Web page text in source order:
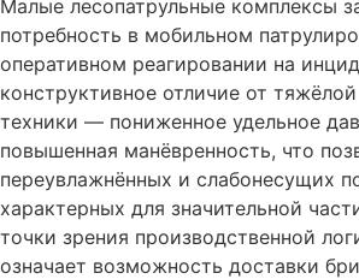
Малые лесопатрульные комплексы
потребность в мобильном
оперативном реагировании на
конструктивное отличие от тяжёлой
техники — пониженное удельное
повышенная манёвренность, что
переувлажнённых и слабонесущих
характерных для значительной
точки зрения производственной
означает возможность доставки